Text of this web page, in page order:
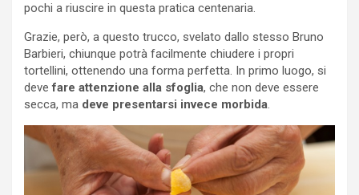
pochi a riuscire in questa pratica centenaria.
Grazie, però, a questo trucco, svelato dallo stesso Bruno
Barbieri, chiunque potrà facilmente chiudere i propri
tortellini, ottenendo una forma perfetta. In primo luogo, si
devefare attenzione alla sfoglia, che non deve essere
secca, ma deve presentarsi invece morbida.